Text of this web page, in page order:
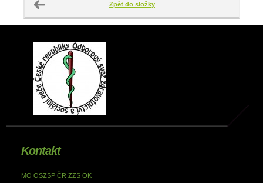
Zpět do složky
Kontakt
MO OSZSP ČR ZZS OK